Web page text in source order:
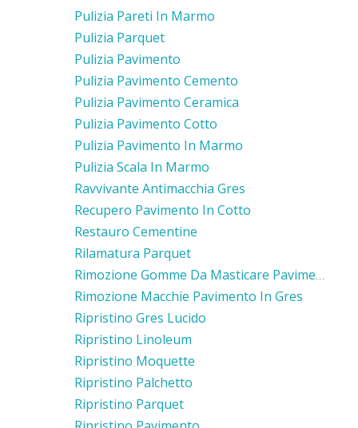
Pulizia Pareti In Marmo
Pulizia Parquet
Pulizia Pavimento
Pulizia Pavimento Cemento
Pulizia Pavimento Ceramica
Pulizia Pavimento Cotto
Pulizia Pavimento In Marmo
Pulizia Scala In Marmo
Ravvivante Antimacchia Gres
Recupero Pavimento In Cotto
Restauro Cementine
Rilamatura Parquet
Rimozione Gomme Da Masticare Pavimento Cemento
Rimozione Macchie Pavimento In Gres
Ripristino Gres Lucido
Ripristino Linoleum
Ripristino Moquette
Ripristino Palchetto
Ripristino Parquet